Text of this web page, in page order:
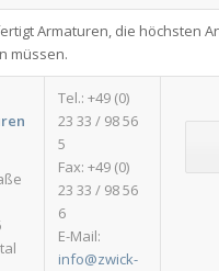
Armaturen, die höchsten
müssen.
Tel.: +49 (0)
23 33 / 98 56
5
Fax: +49 (0)
23 33 / 98 56
6
E-Mail:
info@zwick-